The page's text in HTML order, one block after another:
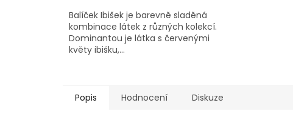
Balíček Ibišek je barevně sladěná
kombinace látek z různých kolekcí.
Dominantou je látka s červenými
květy ibišku,...
Popis Hodnocení Diskuze